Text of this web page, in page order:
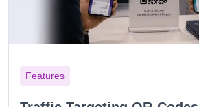
Features